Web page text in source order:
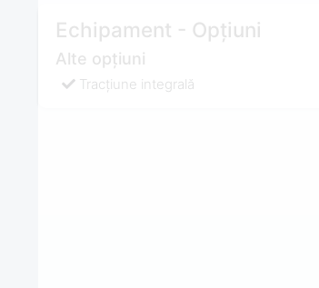
Echipament - Opțiuni
Alte opțiuni
Tracţiune integrală